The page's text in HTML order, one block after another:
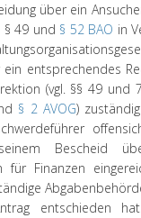
über ein
§ 49 und § 52 BAO in
ein entsprechendes
(vgl. §§ 49 und
§ 2 AVOG)
Bescheid
für Finanzen
entschieden